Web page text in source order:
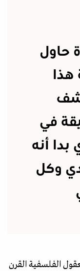
حاول
في
بدا أنه
وكل
الفلسفية القرن